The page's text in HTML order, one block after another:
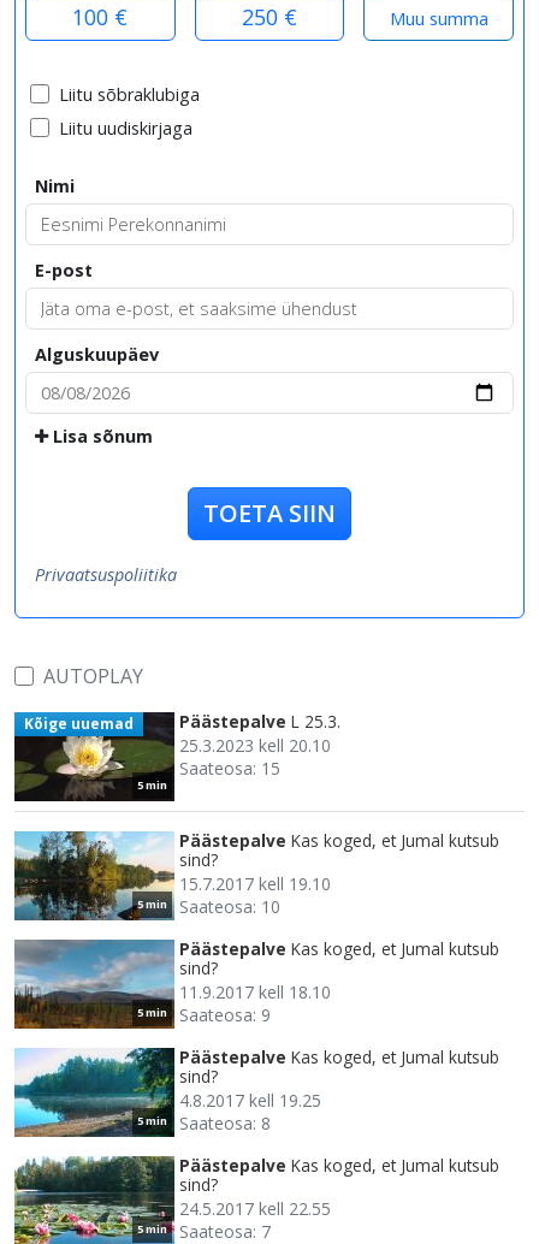
100 € 250 €
Liitu sõbraklubiga
Liitu uudiskirjaga
Nimi
E-post
Alguskuupäev
Lisa sõnum
TOETA SIIN
Privaatsuspoliitika
AUTOPLAY
5 min
Kõige uuemad Päästepalve L 25.3.
25.3.2023 kell 20.10
Saateosa: 15
5 min
Päästepalve Kas koged, et Jumal kutsub
sind?
15.7.2017 kell 19.10
Saateosa: 10
5 min
Päästepalve Kas koged, et Jumal kutsub
sind?
11.9.2017 kell 18.10
Saateosa: 9
5 min
Päästepalve Kas koged, et Jumal kutsub
sind?
4.8.2017 kell 19.25
Saateosa: 8
5 min
Päästepalve Kas koged, et Jumal kutsub
sind?
24.5.2017 kell 22.55
Saateosa: 7